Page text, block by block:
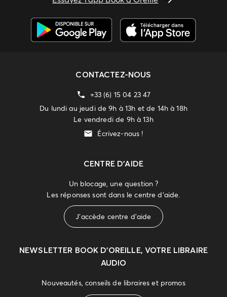
CONTACTEZ-NOUS
+33 (6) 15 04 23 47
Du lundi au jeudi de 9h à 13h et de 14h à 18h
Le vendredi de 9h à 13h
Écrivez-nous !
CENTRE D'AIDE
Un blocage, une question ?
Les réponses sont dans le centre d'aide.
J'accède centre d'aide
NEWSLETTER BOOK D’OREILLE, VOTRE LIBRAIRE
AUDIO
Nouveautés, conseils de libraires et promos